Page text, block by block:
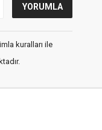
kuralları ile